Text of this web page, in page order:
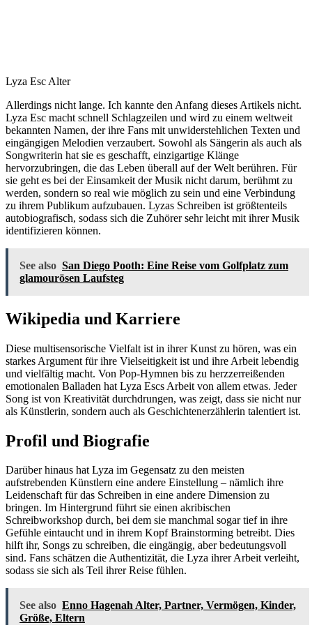
Lyza Esc Alter
Allerdings nicht lange. Ich kannte den Anfang dieses Artikels nicht.
Lyza Esc macht schnell Schlagzeilen und wird zu einem weltweit
bekannten Namen, der ihre Fans mit unwiderstehlichen Texten und
eingängigen Melodien verzaubert. Sowohl als Sängerin als auch als
Songwriterin hat sie es geschafft, einzigartige Klänge
hervorzubringen, die das Leben überall auf der Welt berühren. Für
sie geht es bei der Einsamkeit der Musik nicht darum, berühmt zu
werden, sondern so real wie möglich zu sein und eine Verbindung
zu ihrem Publikum aufzubauen. Lyzas Schreiben ist größtenteils
autobiografisch, sodass sich die Zuhörer sehr leicht mit ihrer Musik
identifizieren können.
See also San Diego Pooth: Eine Reise vom Golfplatz zum
glamourösen Laufsteg
Wikipedia und Karriere
Diese multisensorische Vielfalt ist in ihrer Kunst zu hören, was ein
starkes Argument für ihre Vielseitigkeit ist und ihre Arbeit lebendig
und vielfältig macht. Von Pop-Hymnen bis zu herzzerreißenden
emotionalen Balladen hat Lyza Escs Arbeit von allem etwas. Jeder
Song ist von Kreativität durchdrungen, was zeigt, dass sie nicht nur
als Künstlerin, sondern auch als Geschichtenerzählerin talentiert ist.
Profil und Biografie
Darüber hinaus hat Lyza im Gegensatz zu den meisten
aufstrebenden Künstlern eine andere Einstellung – nämlich ihre
Leidenschaft für das Schreiben in eine andere Dimension zu
bringen. Im Hintergrund führt sie einen akribischen
Schreibworkshop durch, bei dem sie manchmal sogar tief in ihre
Gefühle eintaucht und in ihrem Kopf Brainstorming betreibt. Dies
hilft ihr, Songs zu schreiben, die eingängig, aber bedeutungsvoll
sind. Fans schätzen die Authentizität, die Lyza ihrer Arbeit verleiht,
sodass sie sich als Teil ihrer Reise fühlen.
See also Enno Hagenah Alter, Partner, Vermögen, Kinder,
Größe, Eltern